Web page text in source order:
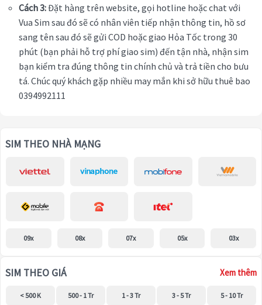
Cách 3:Đặt hàng trên website, gọi hotline hoặc chat với
Vua Sim sau đó sẽ có nhân viên tiếp nhận thông tin, hồ sơ
sang tên sau đó sẽ gửi COD hoặc giao Hỏa Tốc trong 30
phút (bạn phải hỗ trợ phí giao sim) đến tận nhà, nhận sim
bạn kiểm tra đúng thông tin chính chủ và trả tiền cho bưu
tá. Chúc quý khách gặp nhiều may mắn khi sở hữu thuê bao
0394992111
SIM THEO NHÀ MẠNG
09x 08x 07x 05x 03x
SIM THEO GIÁ Xem thêm
< 500 K 500 - 1 Tr 1 - 3 Tr 3 - 5 Tr 5 - 10 Tr